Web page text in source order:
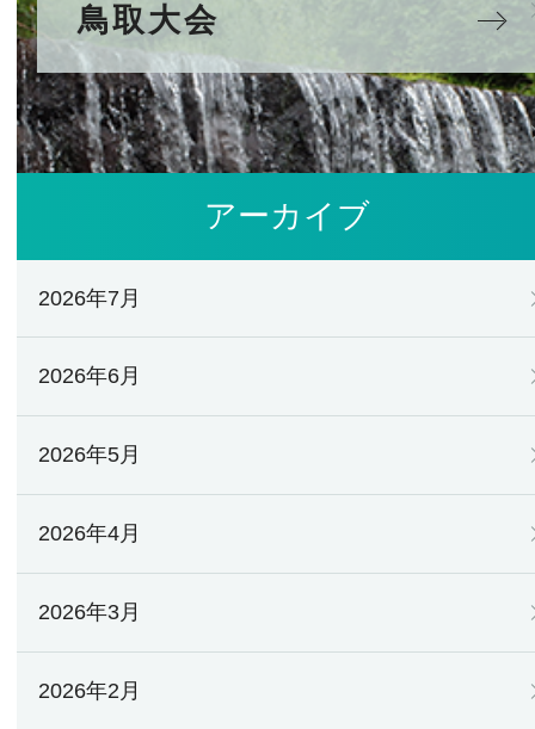
鳥取大会
アーカイブ
2026年7月
2026年6月
2026年5月
2026年4月
2026年3月
2026年2月